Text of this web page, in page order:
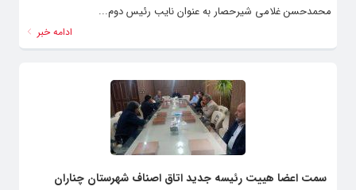
محمدحسن غلامی شیرحصار به عنوان نایب رئیس دوم...
ادامه خبر
سمت اعضا هییت رئیسه جدید اتاق اصناف شهرستان چناران